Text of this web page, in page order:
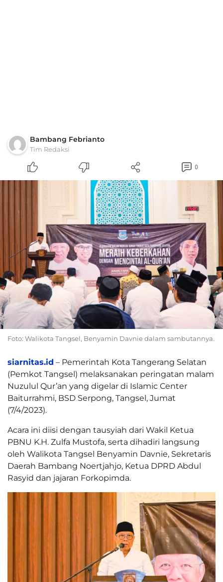
Bambang Febrianto
Tim Redaksi
0
Foto: Walikota Tangsel, Benyamin Davnie dalam sambutannya.
siarnitas.id – Pemerintah Kota Tangerang Selatan
(Pemkot Tangsel) melaksanakan peringatan malam
Nuzulul Qur’an yang digelar di Islamic Center
Baiturrahmi, BSD Serpong, Tangsel, Jumat
(7/4/2023).
Acara ini diisi dengan tausyiah dari Wakil Ketua
PBNU K.H. Zulfa Mustofa, serta dihadiri langsung
oleh Walikota Tangsel Benyamin Davnie, Sekretaris
Daerah Bambang Noertjahjo, Ketua DPRD Abdul
Rasyid dan jajaran Forkopimda.